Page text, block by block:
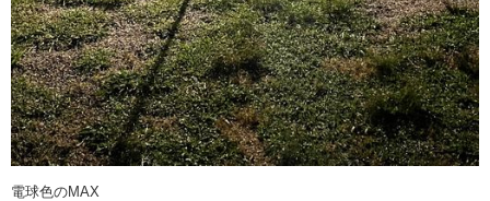
電球色のMAX